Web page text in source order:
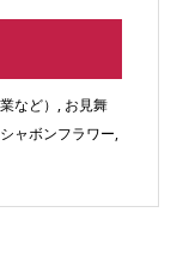
など） , お見舞
シャボンフラワー,